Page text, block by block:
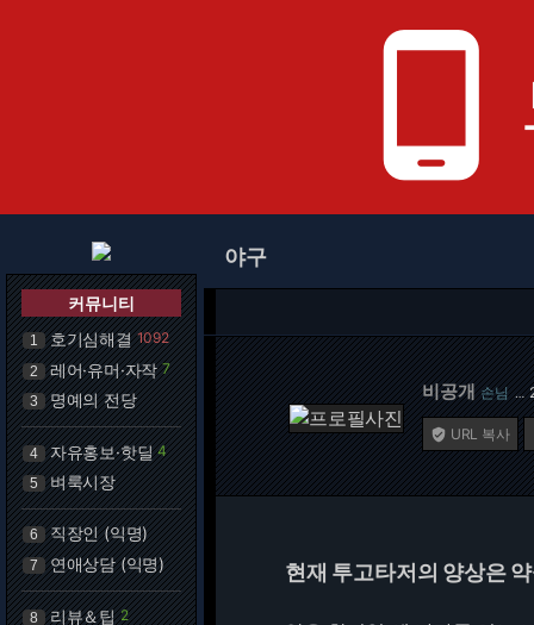
phone_android
커뮤니티
1 호기심해결 1092
2 레어·유머·자작 7
3 명예의 전당
4 자유홍보·핫딜 4
5 벼룩시장
6 직장인 (익명)
7 연애상담 (익명)
8 리뷰＆팁 2
야구
비공개 손님 …
 URL 복사
현재 투고타저의 양상은